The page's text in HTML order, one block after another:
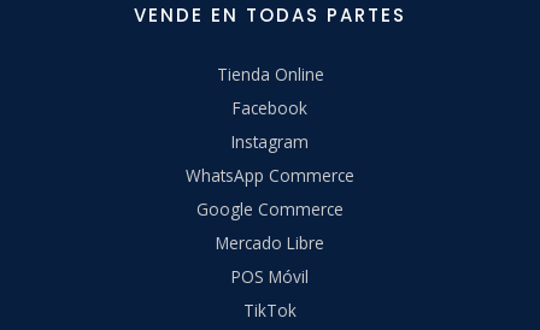
VENDE EN TODAS PARTES
Tienda Online
Facebook
Instagram
WhatsApp Commerce
Google Commerce
Mercado Libre
POS Móvil
TikTok